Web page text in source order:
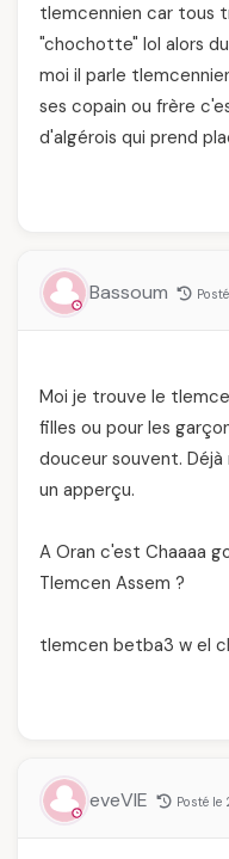
tlemcennien car tous
"chochotte" lol alors
moi il parle
ses copain ou frère
d'algérois qui prend
Bassoum
Moi je trouve le
filles ou pour les
douceur souvent.
un apperçu.
A Oran c'est Chaaaa
Tlemcen Assem ?
tlemcen betba3 w el
eveVIE Posté